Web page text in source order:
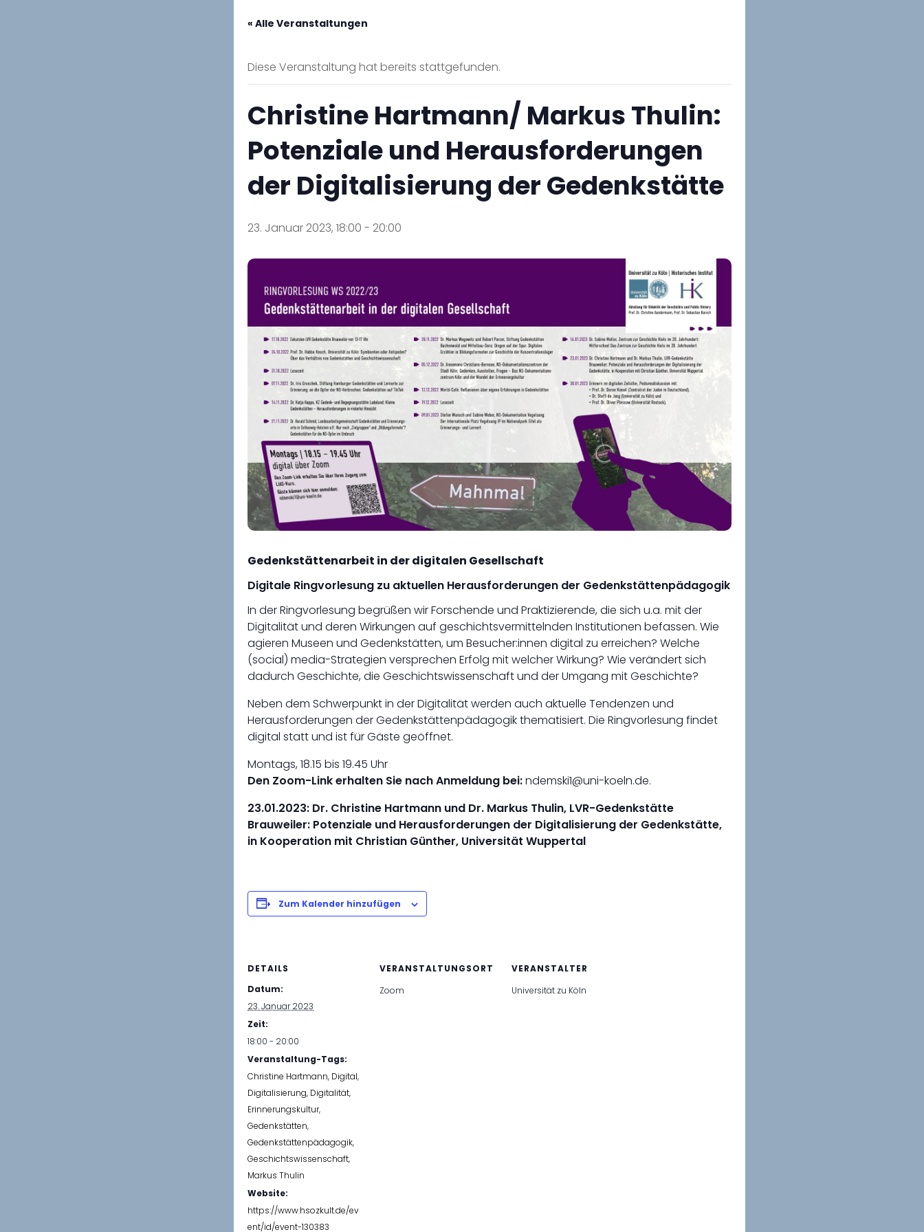
« Alle Veranstaltungen
Diese Veranstaltung hat bereits stattgefunden.
Christine Hartmann/ Markus Thulin:
Potenziale und Herausforderungen
der Digitalisierung der Gedenkstätte
23. Januar 2023, 18:00 - 20:00
Gedenkstättenarbeit in der digitalen Gesellschaft
Digitale Ringvorlesung zu aktuellen Herausforderungen der Gedenkstättenpädagogik
In der Ringvorlesung begrüßen wir Forschende und Praktizierende, die sich u.a. mit der
Digitalität und deren Wirkungen auf geschichtsvermittelnden Institutionen befassen. Wie
agieren Museen und Gedenkstätten, um Besucher:innen digital zu erreichen? Welche
(social) media-Strategien versprechen Erfolg mit welcher Wirkung? Wie verändert sich
dadurch Geschichte, die Geschichtswissenschaft und der Umgang mit Geschichte?
Neben dem Schwerpunkt in der Digitalität werden auch aktuelle Tendenzen und
Herausforderungen der Gedenkstättenpädagogik thematisiert. Die Ringvorlesung findet
digital statt und ist für Gäste geöffnet.
Montags, 18.15 bis 19.45 Uhr
Den Zoom-Link erhalten Sie nach Anmeldung bei:ndemski1@uni-koeln.de.
23.01.2023: Dr. Christine Hartmann und Dr. Markus Thulin, LVR-Gedenkstätte
Brauweiler: Potenziale und Herausforderungen der Digitalisierung der Gedenkstätte,
in Kooperation mit Christian Günther, Universität Wuppertal
Zum Kalender hinzufügen
DETAILS
Datum:
23. Januar 2023
Zeit:
18:00 - 20:00
Veranstaltung-Tags:
Christine Hartmann, Digital,
Digitalisierung, Digitalität,
Erinnerungskultur,
Gedenkstätten,
Gedenkstättenpädagogik,
Geschichtswissenschaft,
Markus Thulin
Website:
https://www.hsozkult.de/ev
ent/id/event-130383
VERANSTALTUNGSORT
Zoom
VERANSTALTER
Universität zu Köln